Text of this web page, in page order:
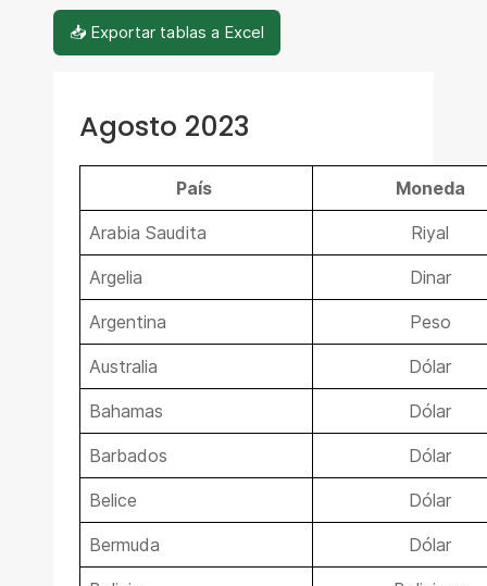
📥 Exportar tablas a Excel
Agosto 2023
País Moneda
Arabia Saudita Riyal
Argelia Dinar
Argentina Peso
Australia Dólar
Bahamas Dólar
Barbados Dólar
Belice Dólar
Bermuda Dólar